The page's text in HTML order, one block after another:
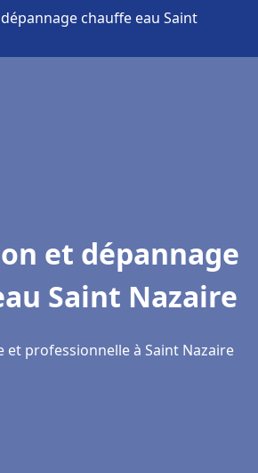
chauffe eau Saint
et dépannage
Saint Nazaire
professionnelle à Saint Nazaire